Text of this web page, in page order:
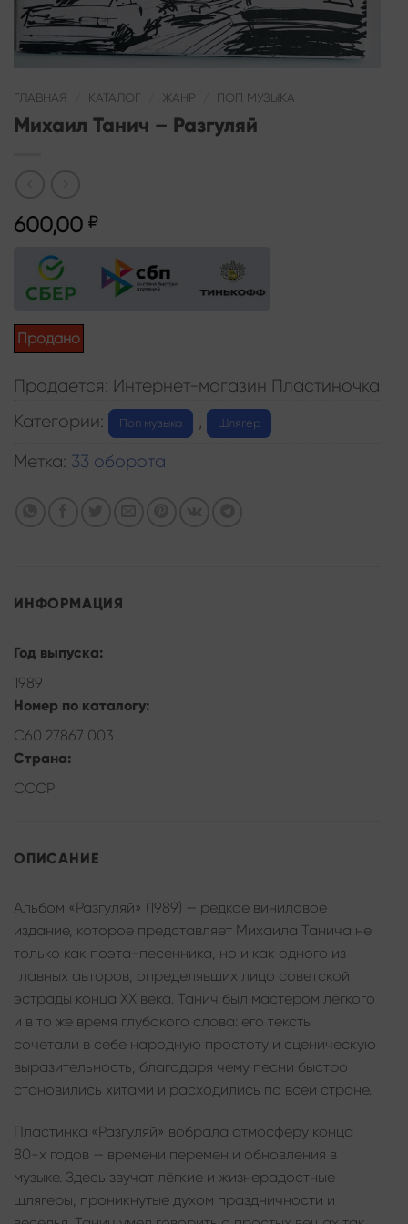
ГЛАВНАЯ КАТАЛОГ ЖАНР ПОП МУЗЫКА
Михаил Танич – Разгуляй
600,00 ₽
Продано
Продается: Интернет-магазин Пластиночка
Категории:
Поп музыка , Шлягер
Метка: 33 оборота
ИНФОРМАЦИЯ
Год выпуска:
1989
Номер по каталогу:
С60 27867 003
Страна:
СССР
ОПИСАНИЕ
Альбом «Разгуляй» (1989) — редкое виниловое
издание, которое представляет Михаила Танича не
только как поэта-песенника, но и как одного из
главных авторов, определявших лицо советской
эстрады конца XX века. Танич был мастером лёгкого
и в то же время глубокого слова: его тексты
сочетали в себе народную простоту и сценическую
выразительность, благодаря чему песни быстро
становились хитами и расходились по всей стране.
Пластинка «Разгуляй» вобрала атмосферу конца
80-х годов — времени перемен и обновления в
музыке. Здесь звучат лёгкие и жизнерадостные
шлягеры, проникнутые духом праздничности и